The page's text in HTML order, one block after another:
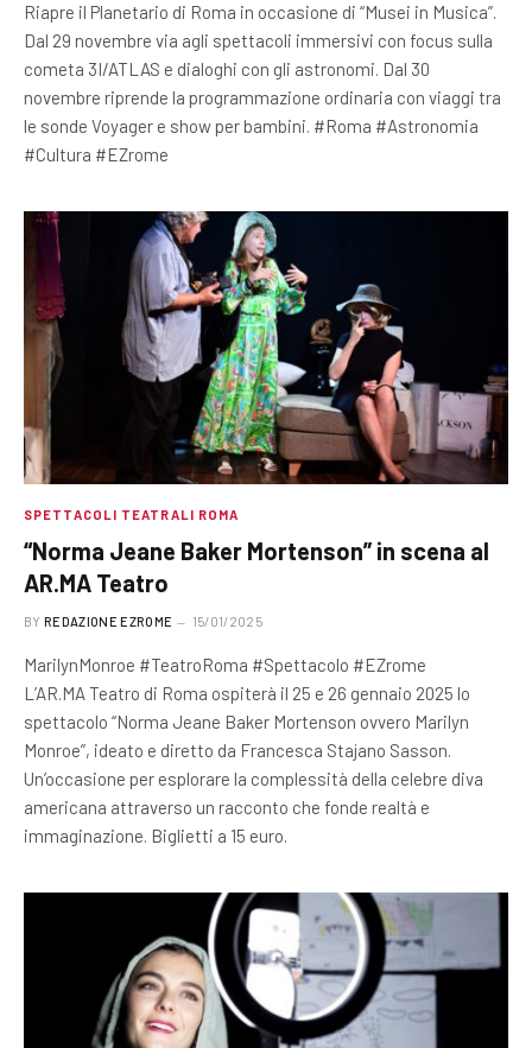
Riapre il Planetario di Roma in occasione di “Musei in Musica”.
Dal 29 novembre via agli spettacoli immersivi con focus sulla
cometa 3I/ATLAS e dialoghi con gli astronomi. Dal 30
novembre riprende la programmazione ordinaria con viaggi tra
le sonde Voyager e show per bambini. #Roma #Astronomia
#Cultura #EZrome
SPETTACOLI TEATRALI ROMA
“Norma Jeane Baker Mortenson” in scena al
AR.MA Teatro
BY REDAZIONE EZROME 15/01/2025
MarilynMonroe #TeatroRoma #Spettacolo #EZrome
L’AR.MA Teatro di Roma ospiterà il 25 e 26 gennaio 2025 lo
spettacolo “Norma Jeane Baker Mortenson ovvero Marilyn
Monroe”, ideato e diretto da Francesca Stajano Sasson.
Un’occasione per esplorare la complessità della celebre diva
americana attraverso un racconto che fonde realtà e
immaginazione. Biglietti a 15 euro.